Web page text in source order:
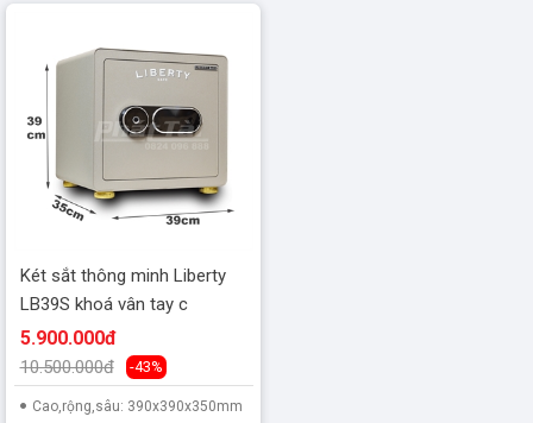
Két sắt thông minh Liberty
LB39S khoá vân tay c
5.900.000đ
10.500.000đ -43%
Cao,rộng,sâu: 390x390x350mm